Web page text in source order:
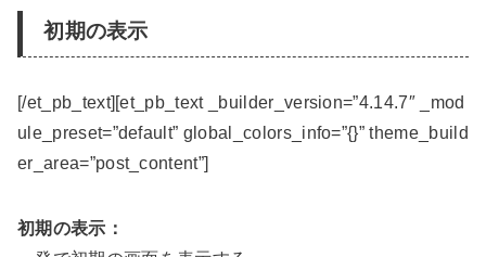
初期の表示
[/et_pb_text][et_pb_text _builder_version=”4.14.7″ _mod
ule_preset=”default” global_colors_info=”{}” theme_build
er_area=”post_content”]
初期の表示：